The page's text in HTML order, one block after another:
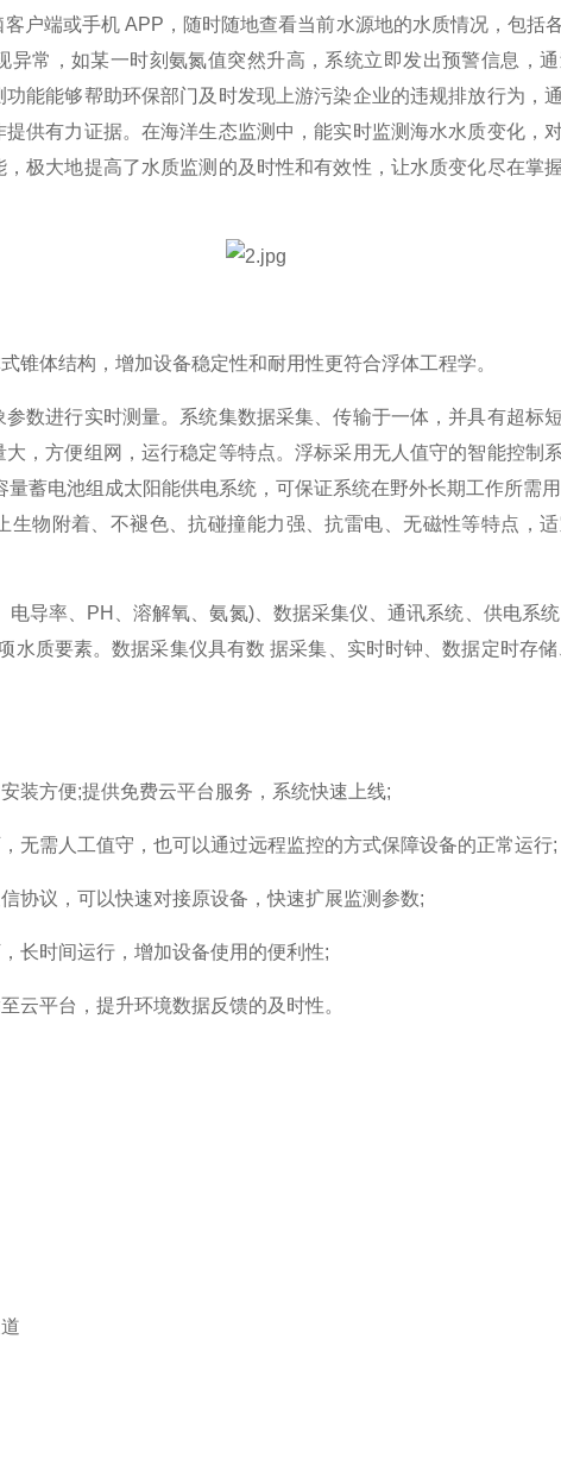
户端或手机 APP，随时随地查看当前水源地的水质情况，包括
异常，如某一时刻氨氮值突然升高，系统立即发出预警信息，
能能够帮助环保部门及时发现上游污染企业的违规排放行为，
供有力证据。在海洋生态监测中，能实时监测海水水质变化，
极大地提高了水质监测的及时性和有效性，让水质变化尽在掌
锥体结构，增加设备稳定性和耐用性更符合浮体工程学。
数进行实时测量。系统集数据采集、传输于一体，并具有超标
，方便组网，运行稳定等特点。浮标采用无人值守的智能控制
蓄电池组成太阳能供电系统，可保证系统在野外长期工作所需
生物附着、不褪色、抗碰撞能力强、抗雷电、无磁性等特点，
导率、PH、溶解氧、氨氮)、数据采集仪、通讯系统、供电系
水质要素。数据采集仪具有数 据采集、实时时钟、数据定时存
装方便;提供免费云平台服务，系统快速上线;
无需人工值守，也可以通过远程监控的方式保障设备的正常运行;
协议，可以快速对接原设备，快速扩展监测参数;
长时间运行，增加设备使用的便利性;
云平台，提升环境数据反馈的及时性。